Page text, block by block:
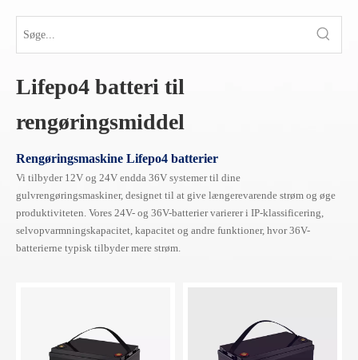
Lifepo4 batteri til
rengøringsmiddel
Rengøringsmaskine Lifepo4 batterier
Vi tilbyder 12V og 24V endda 36V systemer til dine
gulvrengøringsmaskiner, designet til at give længerevarende strøm og øge
produktiviteten. Vores 24V- og 36V-batterier varierer i IP-klassificering,
selvopvarmningskapacitet, kapacitet og andre funktioner, hvor 36V-
batterierne typisk tilbyder mere strøm.